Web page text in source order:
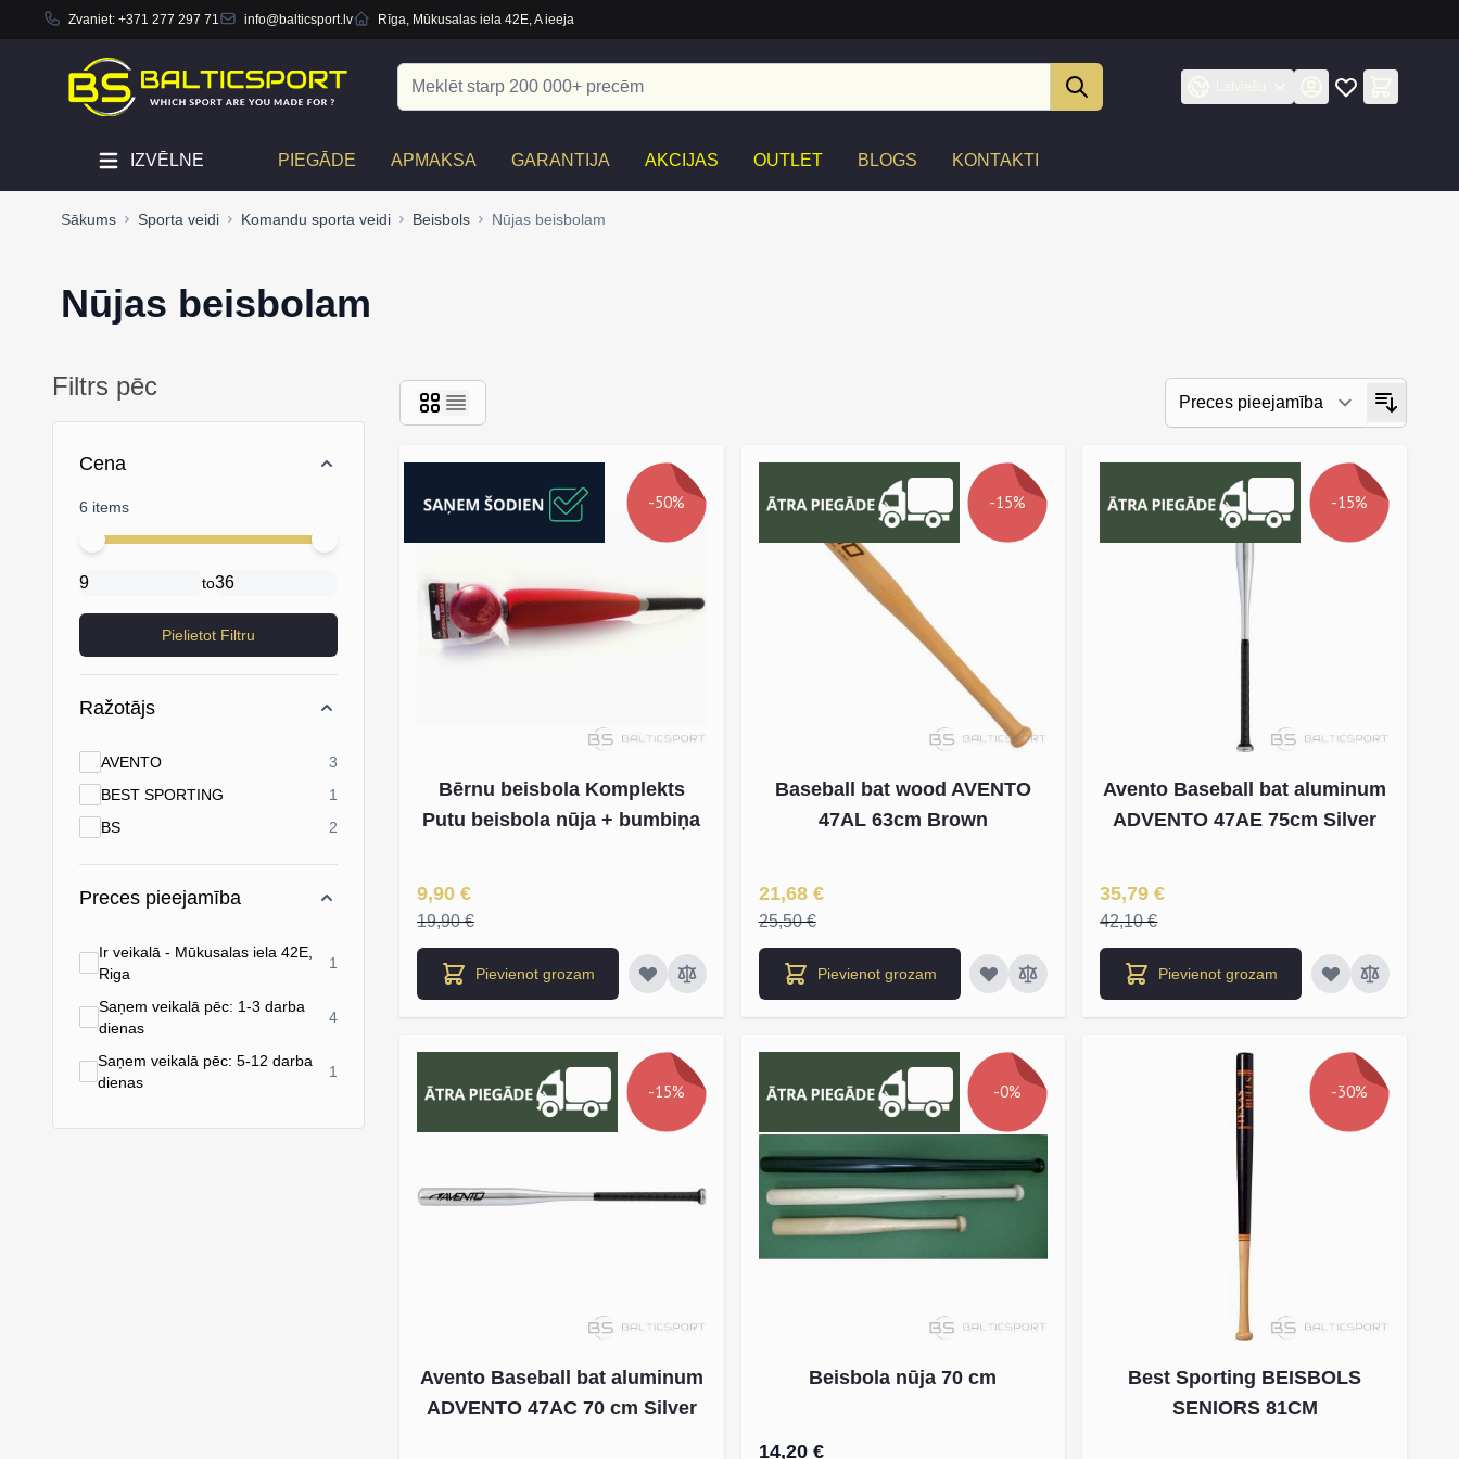
Zvaniet: +371 277 297 71 info@balticsport.lv Rīga, Mūkusalas iela 42E, A ieeja
Search
IZVĒLNE PIEGĀDE APMAKSA GARANTIJA AKCIJAS OUTLET BLOGS KONTAKTI
Sākums Sporta veidi Komandu sporta veidi Beisbols Nūjas beisbolam
Nūjas beisbolam
Filtrs pēc
Cena
6 items
Minimal price
Maximum price
to
Pielietot Filtru
Ražotājs
AVENTO 3
BEST SPORTING
1
products available
BS
2 products available
Preces pieejamība
Ir veikalā - Mūkusalas iela 42E,
Riga
1 products available
Saņem veikalā pēc: 1-3 darba
dienas
4products available
Saņem veikalā pēc: 5-12 darba
dienas
1
-50%
Bērnu beisbola Komplekts
Putu beisbola nūja + bumbiņa
Īpaša Cena
9,90 €
19,90 €
Pievienot grozam
-15%
Baseball bat wood AVENTO
47AL 63cm Brown
Īpaša Cena
21,68 €
25,50 €
Pievienot grozam
-15%
Avento Baseball bat aluminum
ADVENTO 47AE 75cm Silver
Īpaša Cena
35,79 €
42,10 €
Pievienot grozam
-15%
Avento Baseball bat aluminum
ADVENTO 47AC 70 cm Silver
-0%
Beisbola nūja 70 cm
14,20 €
-30%
Best Sporting BEISBOLS
SENIORS 81CM